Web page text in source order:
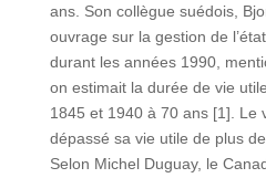
ans. Son collègue suédois,
ouvrage sur la gestion de
durant les années 1990,
on estimait la durée de vie
1845 et 1940 à 70 ans [1]. Le
dépassé sa vie utile de plus
Selon Michel Duguay, le